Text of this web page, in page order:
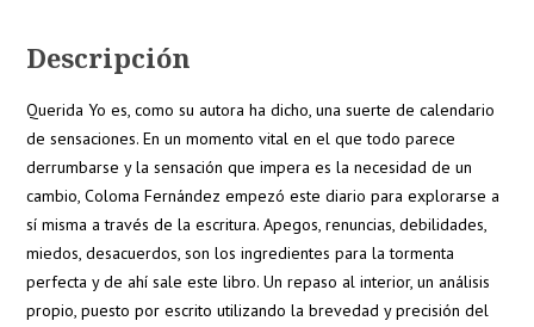
Descripción
Querida Yo es, como su autora ha dicho, una suerte de calendario
de sensaciones. En un momento vital en el que todo parece
derrumbarse y la sensación que impera es la necesidad de un
cambio, Coloma Fernández empezó este diario para explorarse a
sí misma a través de la escritura. Apegos, renuncias, debilidades,
miedos, desacuerdos, son los ingredientes para la tormenta
perfecta y de ahí sale este libro. Un repaso al interior, un análisis
propio, puesto por escrito utilizando la brevedad y precisión del